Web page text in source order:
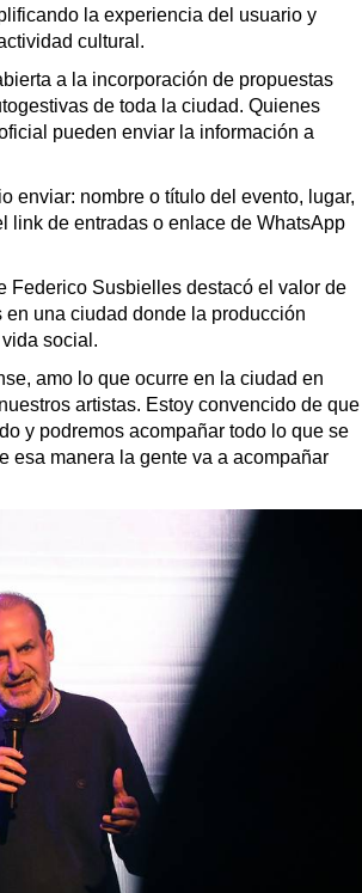
la experiencia del usuario y
cultural.
a la incorporación de propuestas
de toda la ciudad. Quienes
pueden enviar la información a
enviar: nombre o título del evento, lugar,
link de entradas o enlace de WhatsApp
Federico Susbielles destacó el valor de
una ciudad donde la producción
social.
amo lo que ocurre en la ciudad en
artistas. Estoy convencido de que
y podremos acompañar todo lo que se
esa manera la gente va a acompañar